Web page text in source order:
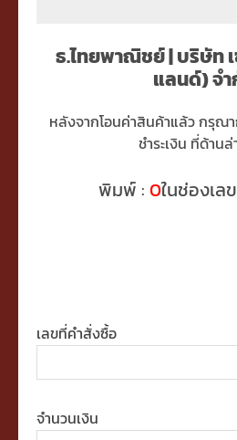
ธ.ไทยพาณิชย์ | บริษัท
แลนด์) จ
หลังจากโอนค่าสินค้าแล้ว กรุณ
ชำระเงิน ที่ด้าน
พิมพ์ : 0ในช่องเล
เลขที่คำสั่งซื้อ
จำนวนเงิน